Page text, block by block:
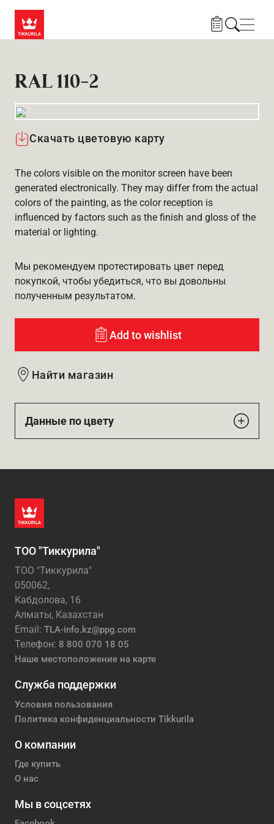
RAL 110-2
Скачать цветовую карту
The colors visible on the monitor screen have been
generated electronically. They may differ from the actual
colors of the painting, as the color reception is
influenced by factors such as the finish and gloss of the
material or lighting.
Мы рекомендуем протестировать цвет перед
покупкой, чтобы убедиться, что вы довольны
полученным результатом.
Add to wishlist
Найти магазин
Данные по цвету
ТОО "Тиккурила"
ТОО "Тиккурила"
050062,
Кабдолова, 16
Алматы, Казахстан
Email: TLA-info.kz@ppg.com
Телефон: 8 800 070 18 05
Наше местоположение на карте
Служба поддержки
Условия пользования
Политика конфиденциальности Tikkurila
О компании
Где купить
О нас
Мы в соцсетях